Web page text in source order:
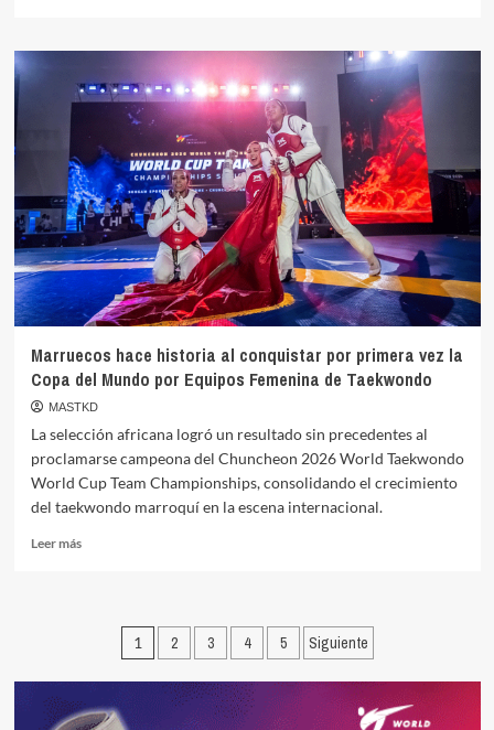
World
Makes
History
as
Official
Flag
Reaches
Space
Ahead
Astana
2027
Marruecos hace historia al conquistar por primera vez la
Copa del Mundo por Equipos Femenina de Taekwondo
MASTKD
La selección africana logró un resultado sin precedentes al
proclamarse campeona del Chuncheon 2026 World Taekwondo
World Cup Team Championships, consolidando el crecimiento
del taekwondo marroquí en la escena internacional.
Leer másLeer
conquistar
por
Paginación
de
entradas
1 2 3 4 5 Siguiente